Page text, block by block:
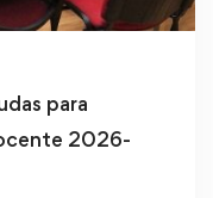
para
2026-